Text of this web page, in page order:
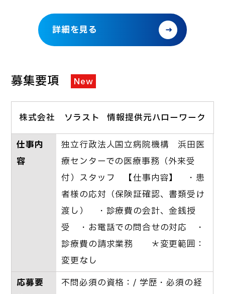
詳細を見る
募集要項 New
株式会社 ソラスト 情報提供元ハローワーク
仕事内
容
独立行政法人国立病院機構 浜田医
療センターでの医療事務（外来受
付）スタッフ 【仕事内容】 ・患
者様の応対（保険証確認、書類受け
渡し） ・診療費の会計、金銭授
受 ・お電話での問合せの対応 ・
診療費の請求業務 ＊変更範囲：
変更なし
応募要
不問必須の資格：/ 学歴・必須の経